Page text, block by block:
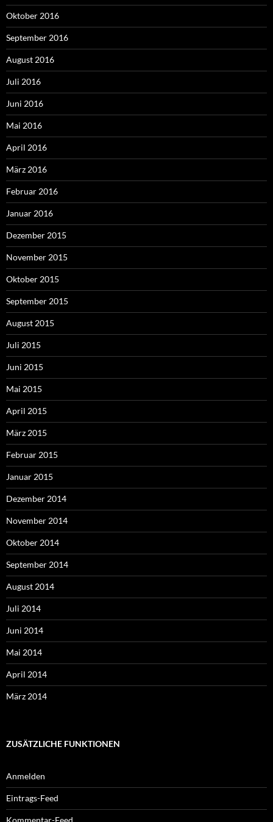
Oktober 2016
September 2016
August 2016
Juli 2016
Juni 2016
Mai 2016
April 2016
März 2016
Februar 2016
Januar 2016
Dezember 2015
November 2015
Oktober 2015
September 2015
August 2015
Juli 2015
Juni 2015
Mai 2015
April 2015
März 2015
Februar 2015
Januar 2015
Dezember 2014
November 2014
Oktober 2014
September 2014
August 2014
Juli 2014
Juni 2014
Mai 2014
April 2014
März 2014
ZUSÄTZLICHE FUNKTIONEN
Anmelden
Eintrags-Feed